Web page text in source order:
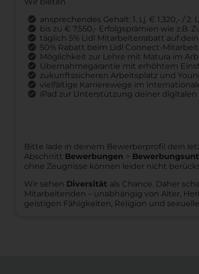
ansprechendes Gehalt: 1. Lj. € 1.320,- / 2.
bis zu € 7.550,- Erfolgsprämien wie z.B.
täglich 5% Lidl Mitarbeiterrabatt auf
50% Rabatt beim Lidl Connect-
Möglichkeit zur Lehre mit Matura im
Übernahmegarantie mit erhöhtem
zukunftssicheren Arbeitsplatz und
vielfältige Karrierewege im
iPad zur Unterstützung deiner
Bitte lade in deinem Bewerberprofil dein
Abschnitt Bewerbungen >
ohne Zeugnisse können leider nicht
Wir sehen Diversität als Chance. Daher
Mitarbeitenden – unabhängig von Alter,
geistigen Fähigkeiten, Religion und